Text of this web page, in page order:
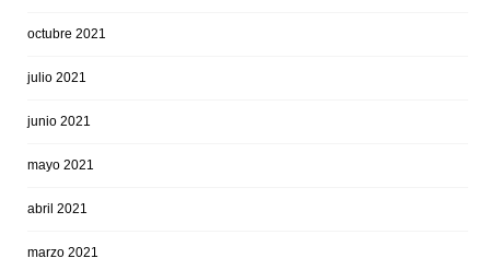
octubre 2021
julio 2021
junio 2021
mayo 2021
abril 2021
marzo 2021